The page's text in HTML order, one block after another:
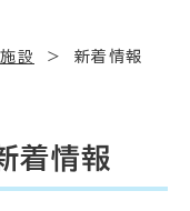
設 新着情報
着情報